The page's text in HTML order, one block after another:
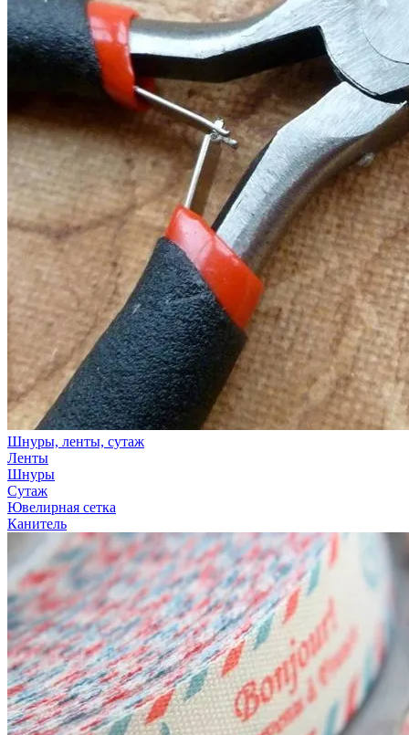
Шнуры, ленты, сутаж
Ленты
Шнуры
Сутаж
Ювелирная сетка
Канитель